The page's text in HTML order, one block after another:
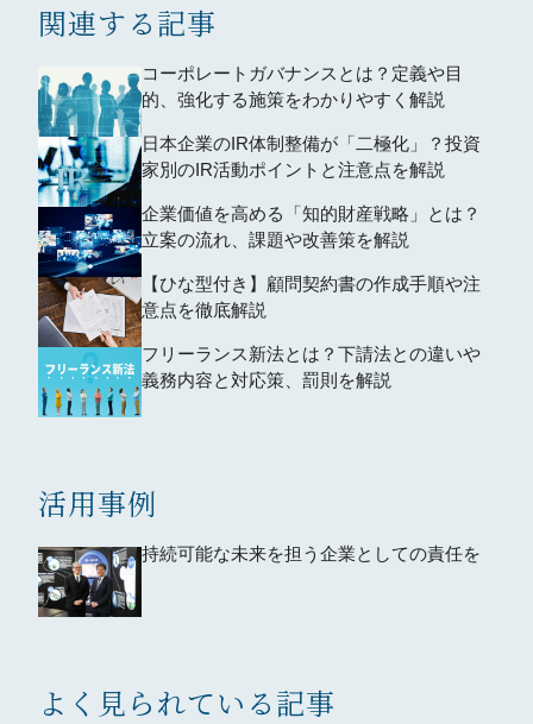
関連する記事
コーポレートガバナンスとは？定義や目
的、強化する施策をわかりやすく解説
日本企業のIR体制整備が「二極化」？投資
家別のIR活動ポイントと注意点を解説
企業価値を高める「知的財産戦略」とは？
立案の流れ、課題や改善策を解説
【ひな型付き】顧問契約書の作成手順や注
意点を徹底解説
フリーランス新法とは？下請法との違いや
義務内容と対応策、罰則を解説
活用事例
持続可能な未来を担う企業としての責任を
よく見られている記事